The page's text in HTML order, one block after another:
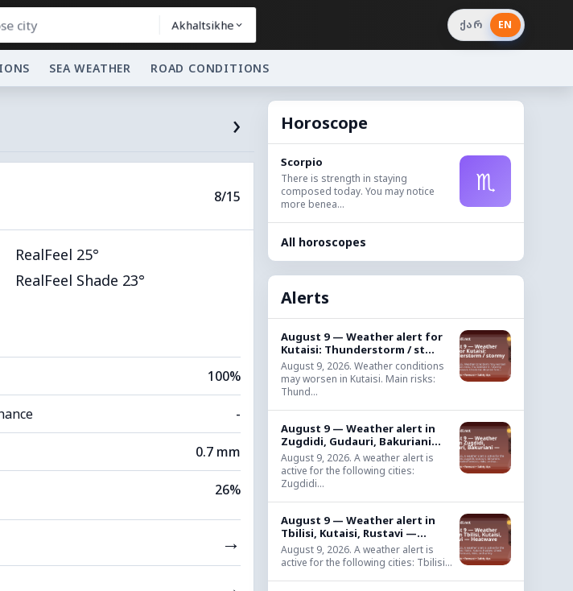
Akhaltsikhe ქარ EN
SEA WEATHER ROAD CONDITIONS
›
8/15
RealFeel 25°
RealFeel Shade 23°
100%
-
0.7 mm
26%
→
Horoscope
Scorpio
There is strength in staying
composed today. You may notice
more benea...
♏
All horoscopes
Alerts
August 9 — Weather alert for
Kutaisi: Thunderstorm / st...
August 9, 2026. Weather conditions
may worsen in Kutaisi. Main risks:
Thund...
August 9 — Weather alert in
Zugdidi, Gudauri, Bakuriani...
August 9, 2026. A weather alert is
active for the following cities:
Zugdidi...
August 9 — Weather alert in
Tbilisi, Kutaisi, Rustavi —...
August 9, 2026. A weather alert is
active for the following cities: Tbilisi...